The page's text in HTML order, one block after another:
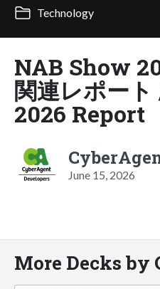
Technology
NAB Show
関連レポー
2026 Report
June 15, 2026
More Decks by